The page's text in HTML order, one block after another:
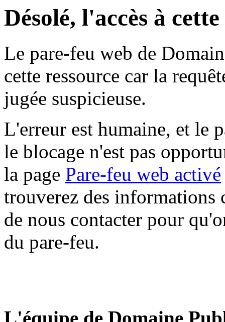
Désolé, l'accès à
Le pare-feu web de
cette ressource car la
jugée suspicieuse.
L'erreur est humaine, et le
le blocage n'est pas
la page Pare-feu web activé
trouverez des informations
de nous contacter pour
du pare-feu.